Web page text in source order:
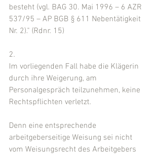
besteht (vgl. BAG 30. Mai 1996 – 6 AZR
537/95 – AP BGB § 611 Nebentätigkeit
Nr. 2)." (Rdnr. 15)
2.
Im vorliegenden Fall habe die Klägerin
durch ihre Weigerung, am
Personalgespräch teilzunehmen, keine
Rechtspflichten verletzt.
Denn eine entsprechende
arbeitgeberseitige Weisung sei nicht
vom Weisungsrecht des Arbeitgebers